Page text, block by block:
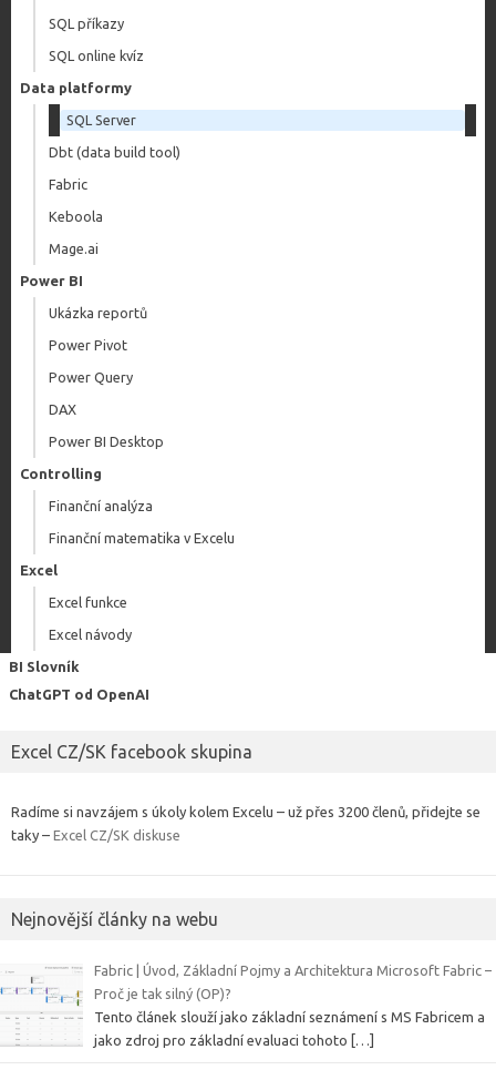
SQL příkazy
SQL online kvíz
Data platformy
SQL Server
Dbt (data build tool)
Fabric
Keboola
Mage.ai
Power BI
Ukázka reportů
Power Pivot
Power Query
DAX
Power BI Desktop
Controlling
Finanční analýza
Finanční matematika v Excelu
Excel
Excel funkce
Excel návody
BI Slovník
ChatGPT od OpenAI
Excel CZ/SK facebook skupina
Radíme si navzájem s úkoly kolem Excelu – už přes 3200 členů, přidejte se
taky – Excel CZ/SK diskuse
Nejnovější články na webu
Fabric | Úvod, Základní Pojmy a Architektura Microsoft Fabric –
Proč je tak silný (OP)?
Tento článek slouží jako základní seznámení s MS Fabricem a
jako zdroj pro základní evaluaci tohoto […]